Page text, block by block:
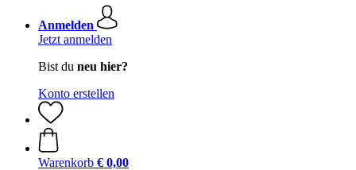
Anmelden
Jetzt anmelden
Bist du neu hier?
Konto erstellen
Warenkorb € 0,00